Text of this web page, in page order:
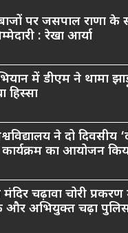
पर जसपाल राणा के
: रेखा आर्या
में डीएम ने थामा
हिस्सा
ने दो दिवसीय
का आयोजन
मंदिर चढ़ावा चोरी
और अभियुक्त चढ़ा